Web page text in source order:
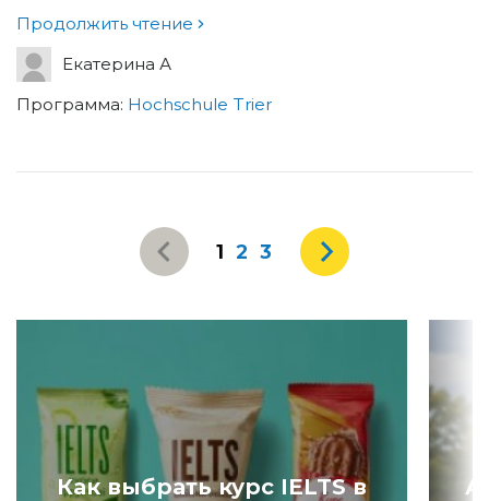
Продолжить чтение
Екатерина А
Программа: Hochschule Trier
1 2 3
Как выбрать курс IELTS в